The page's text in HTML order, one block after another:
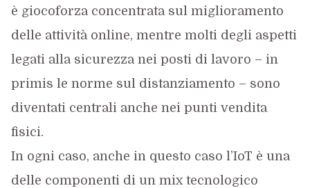
è giocoforza concentrata sul miglioramento
delle attività online, mentre molti degli aspetti
legati alla sicurezza nei posti di lavoro – in
primis le norme sul distanziamento – sono
diventati centrali anche nei punti vendita
fisici.
In ogni caso, anche in questo caso l’IoT è una
delle componenti di un mix tecnologico